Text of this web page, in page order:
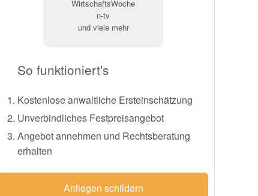
WirtschaftsWoche
n-tv
und viele mehr
So funktioniert's
Kostenlose anwaltliche Ersteinschätzung
Unverbindliches Festpreisangebot
Angebot annehmen und Rechtsberatung
erhalten
Anliegen schildern